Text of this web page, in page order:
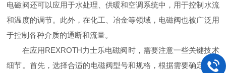
电磁阀还可以应用于水处理、供暖和空调系统中，用于控制水流
和温度的调节。此外，在化工、冶金等领域，电磁阀也被广泛用
于控制各种介质的通断和流量。
在应用REXROTH力士乐电磁阀时，需要注意一些关键技术
细节。首先，选择合适的电磁阀型号和规格，根据需要确定通径